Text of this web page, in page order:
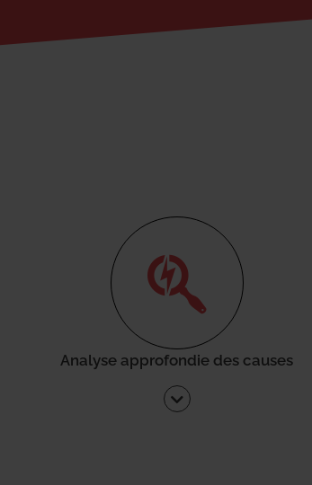
Analyse approfondie des causes